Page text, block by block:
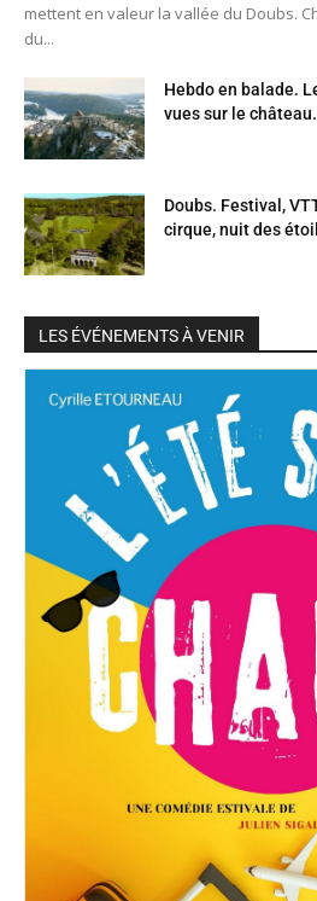
mettent en valeur la vallée du Doubs.
du...
Hebdo en balade.
vues sur le
Doubs. Festival,
cirque, nuit des
LES ÉVÉNEMENTS À VENIR